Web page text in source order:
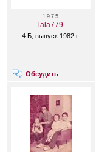
1975
lala779
4 Б, выпуск 1982 г.
Обсудить